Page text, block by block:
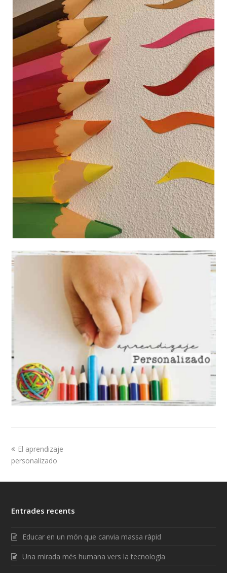
El aprendizaje
personalizado
Entrades recents
Educar en un món que canvia massa ràpid
Una mirada més humana vers la tecnologia